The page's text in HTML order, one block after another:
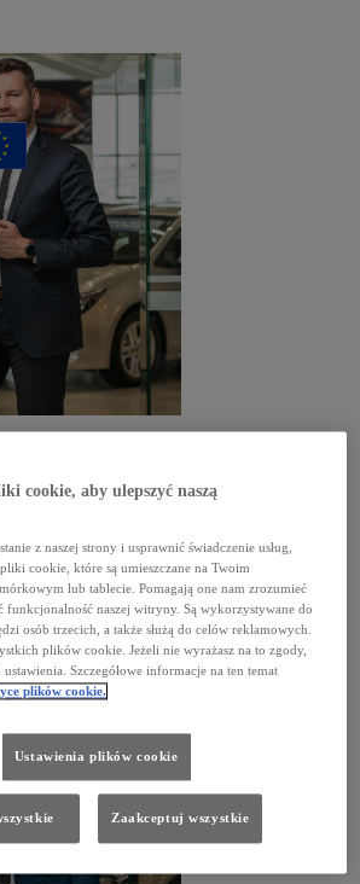
cookie, aby ulepszyć naszą
z naszej strony i usprawnić świadczenie usług,
cookie, które są umieszczane na Twoim
lub tablecie. Pomagają one nam zrozumieć
funkcjonalność naszej witryny. Są wykorzystywane do
osób trzecich, a także służą do celów reklamowych.
plików cookie. Jeżeli nie wyrażasz na to zgody,
Szczegółowe informacje na ten temat
plików cookie.
Ustawienia plików cookie
Zaakceptuj wszystkie